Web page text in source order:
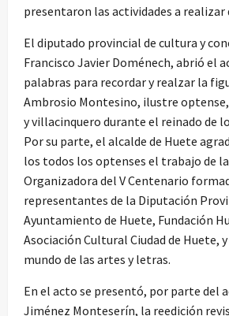
presentaron las actividades a realizar
El diputado provincial de cultura y
Francisco Javier Doménech, abrió el
palabras para recordar y realzar la
Ambrosio Montesino, ilustre
y villacinquero durante el reinado de
Por su parte, el alcalde de Huete
los todos los optenses el trabajo de
Organizadora del V Centenario
representantes de la Diputación
Ayuntamiento de Huete, Fundación
Asociación Cultural Ciudad de Huete,
mundo de las artes y letras.
En el acto se presentó, por parte del
Jiménez Monteserín, la reedición